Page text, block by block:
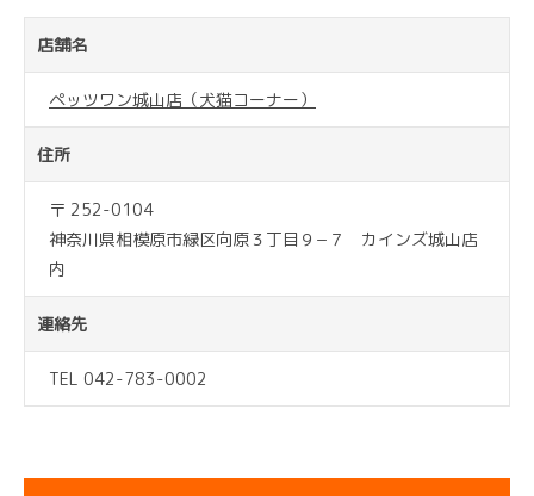
店舗名
ペッツワン城山店（犬猫コーナー）
住所
〒 252-0104
神奈川県相模原市緑区向原３丁目９−７ カインズ城山店
内
連絡先
TEL 042-783-0002